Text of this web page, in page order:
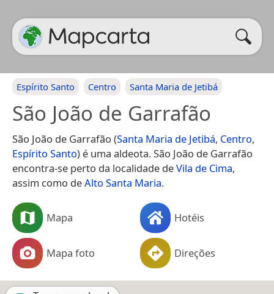
Espírito Santo Centro Santa Maria de Jetibá
São João de Garrafão
São João de Garrafão (Santa Maria de Jetibá, Centro,
Espírito Santo) é uma aldeota. São João de Garrafão
encontra-se perto da localidade deVila de Cima,
assim como deAlto Santa Maria.
Mapa Hotéis
Mapa foto Direções